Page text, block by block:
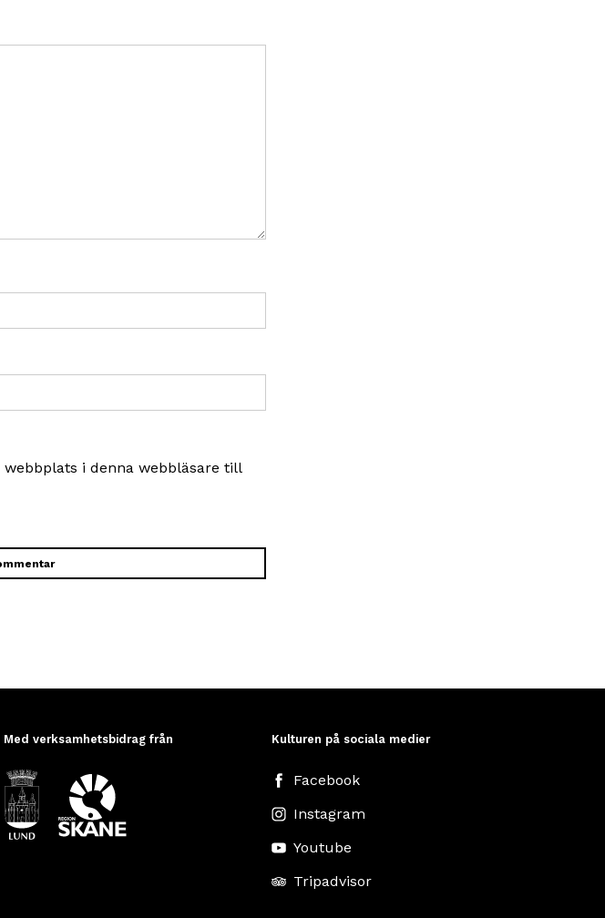
i denna webbläsare till
Med verksamhetsbidrag från Kulturen på sociala medier
Facebook
Instagram
Youtube
Tripadvisor